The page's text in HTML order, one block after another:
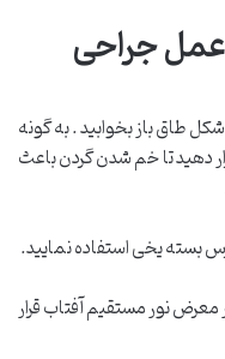
عمل جراحی
طاق باز بخوابید . به گونه
دهید تا خم شدن گردن باعث
بسته یخی استفاده نمایید.
خودداری و به مدت 6-12 ماه در معرض نور مستقیم آفتاب قرار